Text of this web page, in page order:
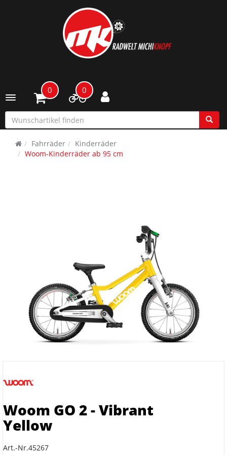
Toggle navigation
0 0
Fahrräder
Kinderräder
Woom-Kinderräder ab 95 cm
Woom GO 2 - Vibrant
Yellow
Art.-Nr.45267